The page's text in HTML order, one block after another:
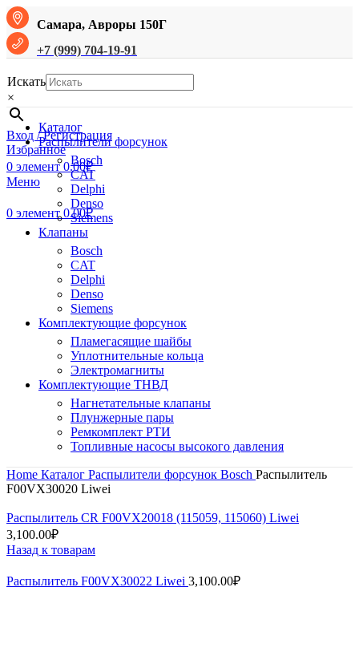
Самара, Авроры 150Г
+7 (999) 704-19-91
Искать
×
Вход / Регистрация
Избранное
0 элемент 0.00₽
Меню
0 элемент 0.00₽
Каталог
Распылители форсунок
Bosch
CAT
Delphi
Denso
Siemens
Клапаны
Bosch
CAT
Delphi
Denso
Siemens
Комплектующие форсунок
Пламегасящие шайбы
Уплотнительные кольца
Электромагниты
Комплектующие ТНВД
Нагнетательные клапаны
Плунжерные пары
Ремкомплект РТИ
Топливные насосы высокого давления
Home Каталог Распылители форсунок Bosch Распылитель
F00VX30020 Liwei
Распылитель CR F00VX20018 (115059, 115060) Liwei
3,100.00₽
Назад к товарам
Распылитель F00VX30022 Liwei 3,100.00₽